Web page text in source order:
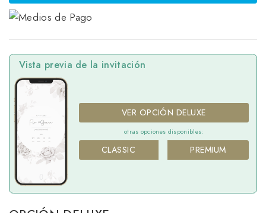
Vista previa de la invitación
VER OPCIÓN DELUXE
otras opciones disponibles:
CLASSIC PREMIUM